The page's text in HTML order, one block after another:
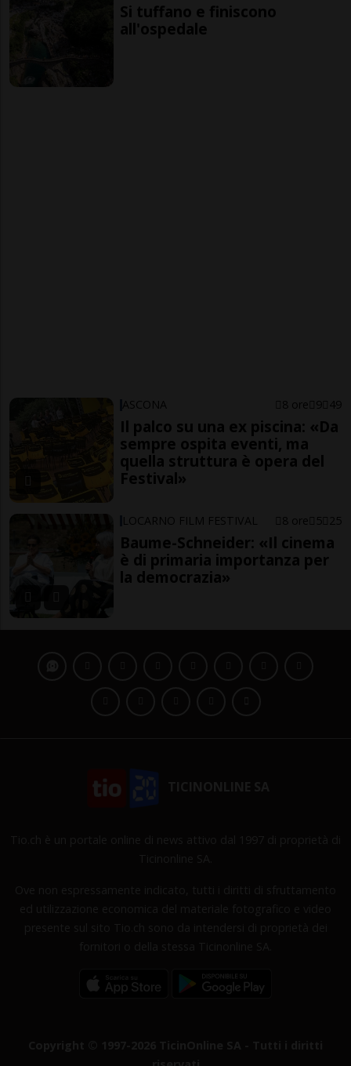
Si tuffano e finiscono
all'ospedale
ASCONA 8 ore 9 49
Il palco su una ex piscina: «Da
sempre ospita eventi, ma
quella struttura è opera del
Festival»
LOCARNO FILM FESTIVAL 8 ore 5 25
Baume-Schneider: «Il cinema
è di primaria importanza per
la democrazia»